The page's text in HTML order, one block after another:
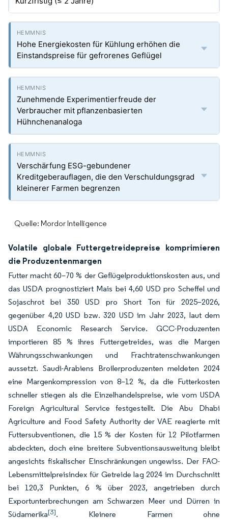
Hohe Energiekosten für Kühlung erhöhen die
Einstandspreise für gefrorenes Geflügel
Zunehmende Experimentierfreude der
Verbraucher mit pflanzenbasierten
Hühnchenanaloga
Verschärfung ESG-gebundener
Kreditgeberauflagen, die den Verschuldungsgrad
kleinerer Farmen begrenzen
Quelle: Mordor Intelligence
Volatile globale Futtergetreidepreise komprimieren
die Produzentenmargen
Futter macht 60–70 % der Geflügelproduktionskosten aus, und
das USDA prognostiziert Mais bei 4,60 USD pro Scheffel und
Sojaschrot bei 350 USD pro Short Ton für 2025–2026,
gegenüber 4,20 USD bzw. 320 USD im Jahr 2023, laut dem
USDA Economic Research Service. GCC-Produzenten
importieren 85 % ihres Futtergetreides, was die Margen
Währungsschwankungen und Frachtratenschwankungen
aussetzt. Saudi-Arabiens Broilerproduzenten meldeten 2024
eine Margenkompression von 8–12 %, da die Futterkosten
schneller stiegen als die Einzelhandelspreise, wie vom USDA
Foreign Agricultural Service festgestellt. Die Abu Dhabi
Agriculture and Food Safety Authority der VAE reagierte mit
Futtersubventionen, die 15 % der Kosten für 12 Pilotfarmen
abdeckten, doch eine breitere Subventionsausweitung bleibt
angesichts fiskalischer Einschränkungen ungewiss. Der FAO-
Lebensmittelpreisindex für Getreide lag 2024 im Durchschnitt
bei 120,3 Punkten, 6 % über 2023, angetrieben durch
Exportunterbrechungen am Schwarzen Meer und Dürren in
Südamerika[3]. Kleinere Farmen ohne